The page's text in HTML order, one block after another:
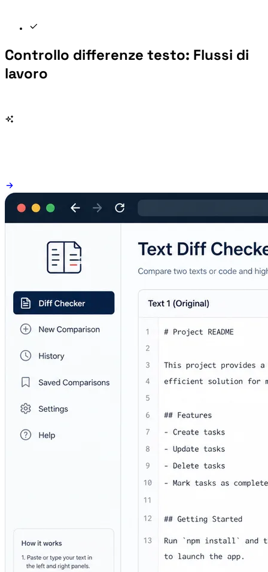
Controllo differenze testo: Flussi di
lavoro